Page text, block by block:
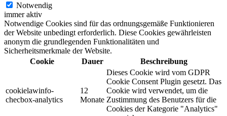
Notwendig
immer aktiv
Notwendige Cookies sind für das ordnungsgemäße Funktionieren
der Website unbedingt erforderlich. Diese Cookies gewährleisten
anonym die grundlegenden Funktionalitäten und
Sicherheitsmerkmale der Website.
Cookie
Dauer Beschreibung
cookielawinfo-
checbox-analytics
12
Monate
Dieses Cookie wird vom GDPR
Cookie Consent Plugin gesetzt. Das
Cookie wird verwendet, um die
Zustimmung des Benutzers für die
Cookies der Kategorie "Analytics"